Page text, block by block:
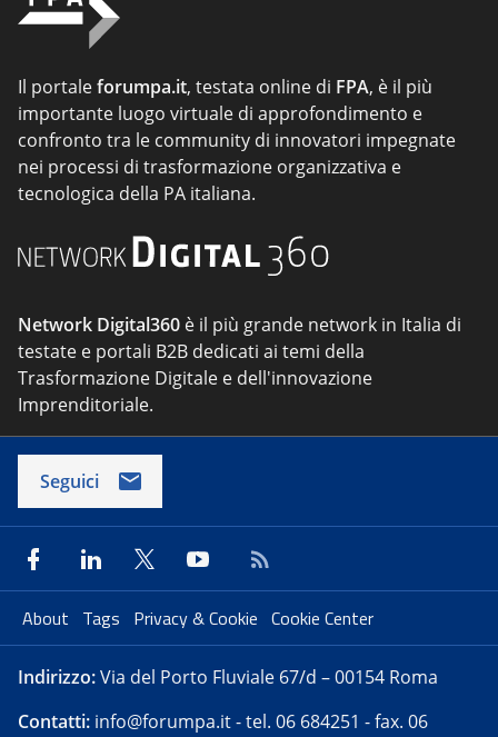
Il portaleforumpa.it, testata online di FPA, è il più
importante luogo virtuale di approfondimento e
confronto tra le community di innovatori impegnate
nei processi di trasformazione organizzativa e
tecnologica della PA italiana.
Network Digital360 è il più grande network in Italia di
testate e portali B2B dedicati ai temi della
Trasformazione Digitale e dell'innovazione
Imprenditoriale.
Seguici
About Tags Privacy & Cookie Cookie Center
Indirizzo:Via del Porto Fluviale 67/d – 00154 Roma
Contatti: info@forumpa.it- tel. 06 684251 - fax. 06